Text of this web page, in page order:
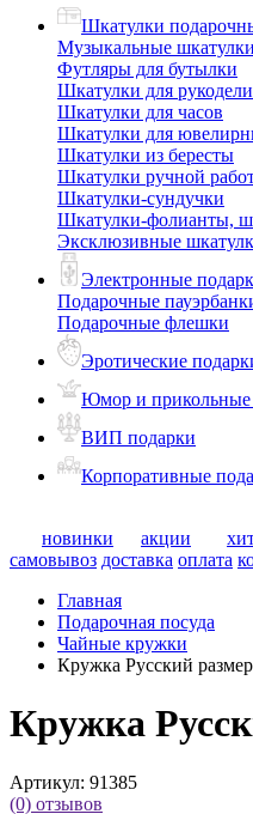
Шкатулки
Музыкальные шкатулки
Футляры для бутылки
Шкатулки для
Шкатулки для часов
Шкатулки для
Шкатулки из бересты
Шкатулки ручной
Шкатулки-сундучки
Шкатулки-фолианты,
Эксклюзивные
Электронные
Подарочные
Подарочные флешки
Эротические
Юмор и прикольные
ВИП подарки
Корпоративные
новинки акции
самовывоз доставка оплата
Главная
Подарочная посуда
Чайные кружки
Кружка Русский размер
Кружка
Артикул: 91385
(0) отзывов